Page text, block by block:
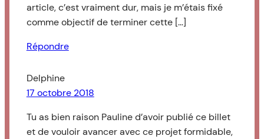
article, c’est vraiment dur, mais je m’étais fixé
comme objectif de terminer cette […]
Répondre
Delphine
17 octobre 2018
Tu as bien raison Pauline d’avoir publié ce billet
et de vouloir avancer avec ce projet formidable,